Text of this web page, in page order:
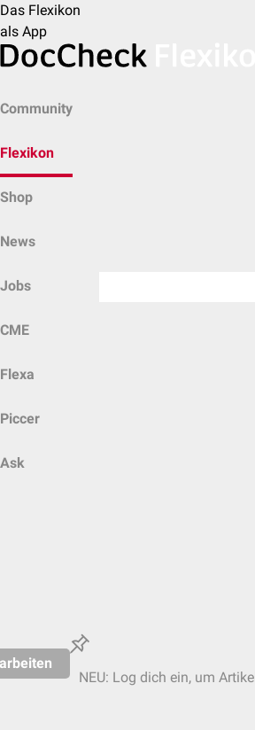
Das Flexikon
als App
Community
Flexikon
Shop
News
Jobs
CME
Flexa
Piccer
Ask
NEU: Log dich ein, um